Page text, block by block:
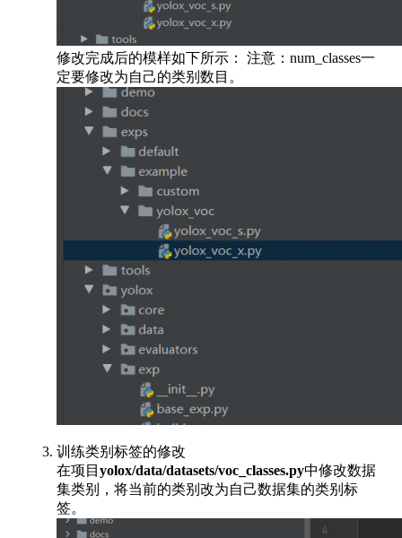
修改完成后的模样如下所示： 注意：num_classes一
定要修改为自己的类别数目。
训练类别标签的修改
在项目 yolox/data/datasets/voc_classes.py中修改数据
集类别，将当前的类别改为自己数据集的类别标
签。